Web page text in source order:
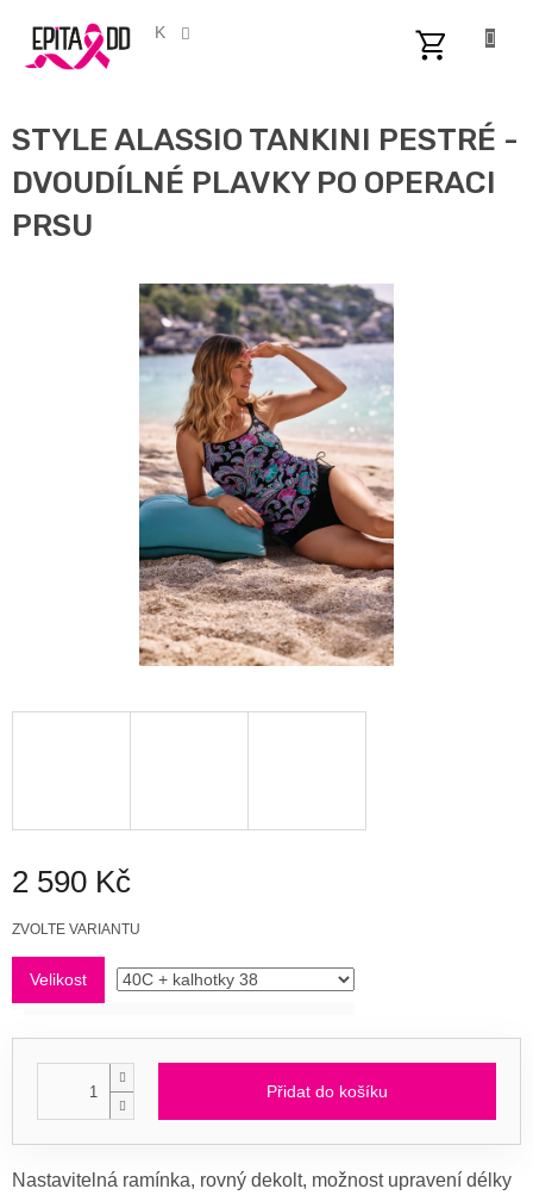
obsah
CZK
STYLE ALASSIO TANKINI PESTRÉ -
DVOUDÍLNÉ PLAVKY PO OPERACI
PRSU
2 590 Kč
Měrná
ZVOLTE VARIANTU
Velikost
Přidat do košíku
Nastavitelná ramínka, rovný dekolt, možnost upravení délky